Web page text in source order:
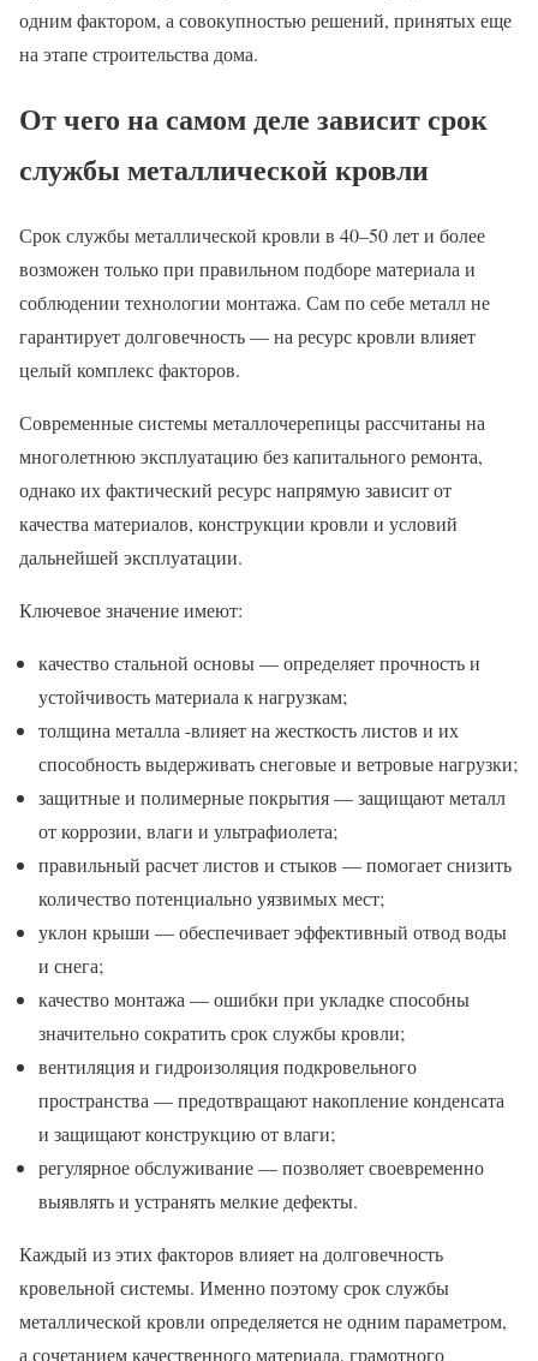
одним фактором, а совокупностью решений, принятых еще
на этапе строительства дома.
От чего на самом деле зависит срок
службы металлической кровли
Срок службы металлической кровли в 40–50 лет и более
возможен только при правильном подборе материала и
соблюдении технологии монтажа. Сам по себе металл не
гарантирует долговечность — на ресурс кровли влияет
целый комплекс факторов.
Современные системы металлочерепицы рассчитаны на
многолетнюю эксплуатацию без капитального ремонта,
однако их фактический ресурс напрямую зависит от
качества материалов, конструкции кровли и условий
дальнейшей эксплуатации.
Ключевое значение имеют:
качество стальной основы — определяет прочность и
устойчивость материала к нагрузкам;
толщина металла -влияет на жесткость листов и их
способность выдерживать снеговые и ветровые нагрузки;
защитные и полимерные покрытия — защищают металл
от коррозии, влаги и ультрафиолета;
правильный расчет листов и стыков — помогает снизить
количество потенциально уязвимых мест;
уклон крыши — обеспечивает эффективный отвод воды
и снега;
качество монтажа — ошибки при укладке способны
значительно сократить срок службы кровли;
вентиляция и гидроизоляция подкровельного
пространства — предотвращают накопление конденсата
и защищают конструкцию от влаги;
регулярное обслуживание — позволяет своевременно
выявлять и устранять мелкие дефекты.
Каждый из этих факторов влияет на долговечность
кровельной системы. Именно поэтому срок службы
металлической кровли определяется не одним параметром,
а сочетанием качественного материала, грамотного